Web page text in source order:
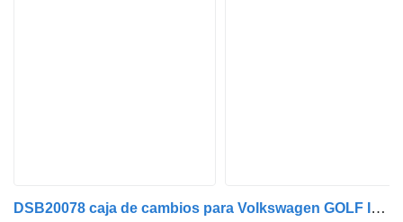
DSB20078 caja de cambios para Volkswagen GOLF IV (1J1) | 97 - 07 coche